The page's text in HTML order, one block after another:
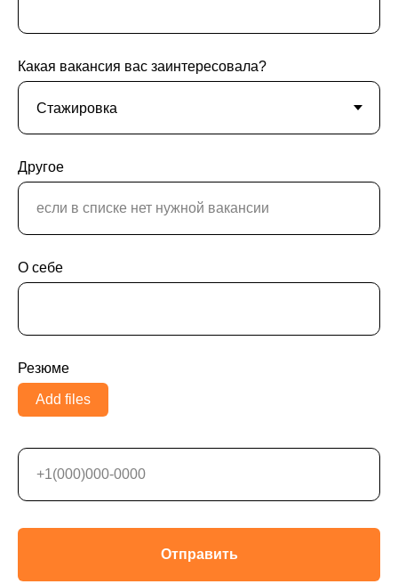
Какая вакансия вас заинтересовала?
Другое
О себе
Резюме
Add files
Отправить